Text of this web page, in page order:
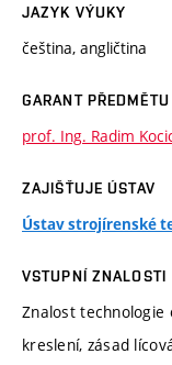
JAZYK VÝUKY
čeština, angličtina
GARANT PŘEDMĚTU
prof. Ing. Radim
ZAJIŠŤUJE ÚSTAV
Ústav strojírenské
VSTUPNÍ ZNALOSTI
Znalost
kreslení, zásad